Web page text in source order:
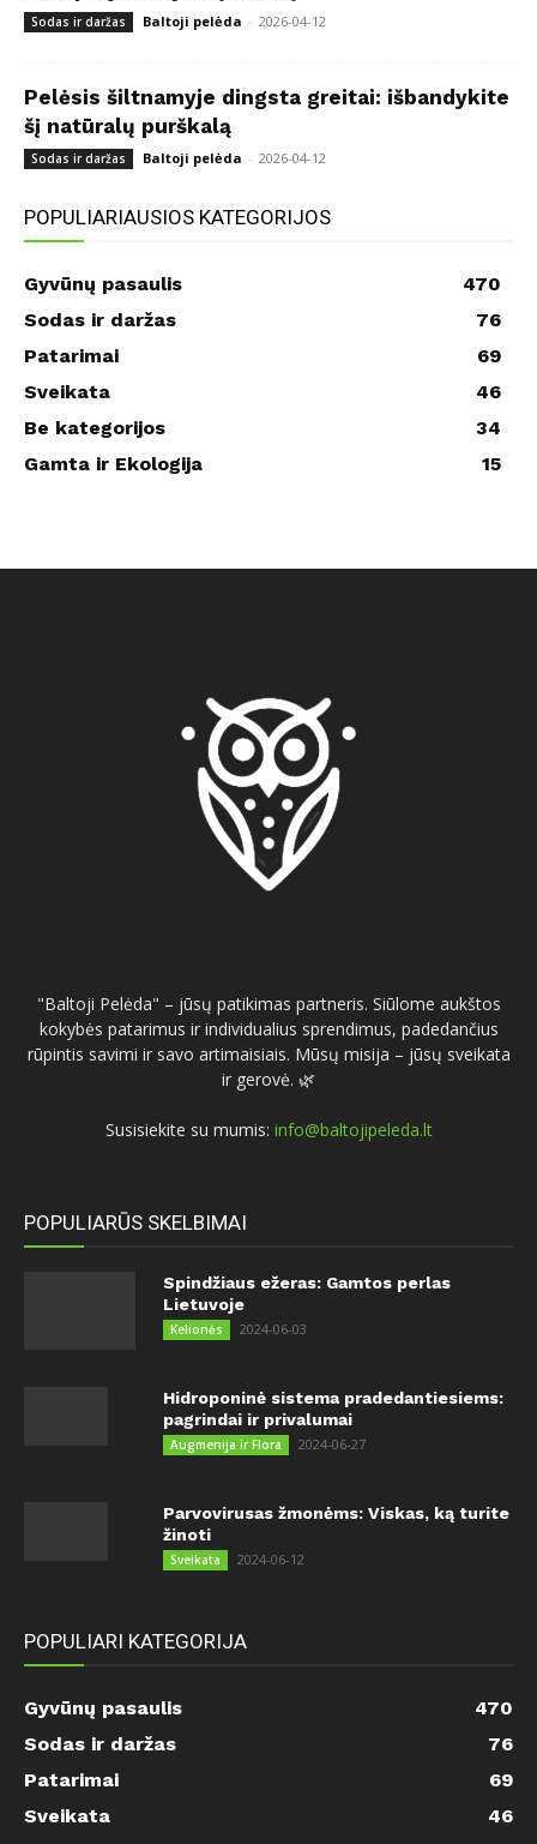
Sodas ir daržas Baltoji pelėda - 2026-04-12
Pelėsis šiltnamyje dingsta greitai: išbandykite
šį natūralų purškalą
Sodas ir daržas Baltoji pelėda - 2026-04-12
POPULIARIAUSIOS KATEGORIJOS
Gyvūnų pasaulis
470
Sodas ir daržas
76
Patarimai
69
Sveikata
46
Be kategorijos
34
Gamta ir Ekologija
15
"Baltoji Pelėda" – jūsų patikimas partneris. Siūlome aukštos
kokybės patarimus ir individualius sprendimus, padedančius
rūpintis savimi ir savo artimaisiais. Mūsų misija – jūsų sveikata
ir gerovė. 🌿
Susisiekite su mumis: info@baltojipeleda.lt
POPULIARŪS SKELBIMAI
Spindžiaus ežeras: Gamtos perlas
Lietuvoje
Kelionės 2024-06-03
Hidroponinė sistema pradedantiesiems:
pagrindai ir privalumai
Augmenija ir Flora 2024-06-27
Parvovirusas žmonėms: Viskas, ką turite
žinoti
Sveikata 2024-06-12
POPULIARI KATEGORIJA
Gyvūnų pasaulis
470
Sodas ir daržas
76
Patarimai
69
Sveikata
46